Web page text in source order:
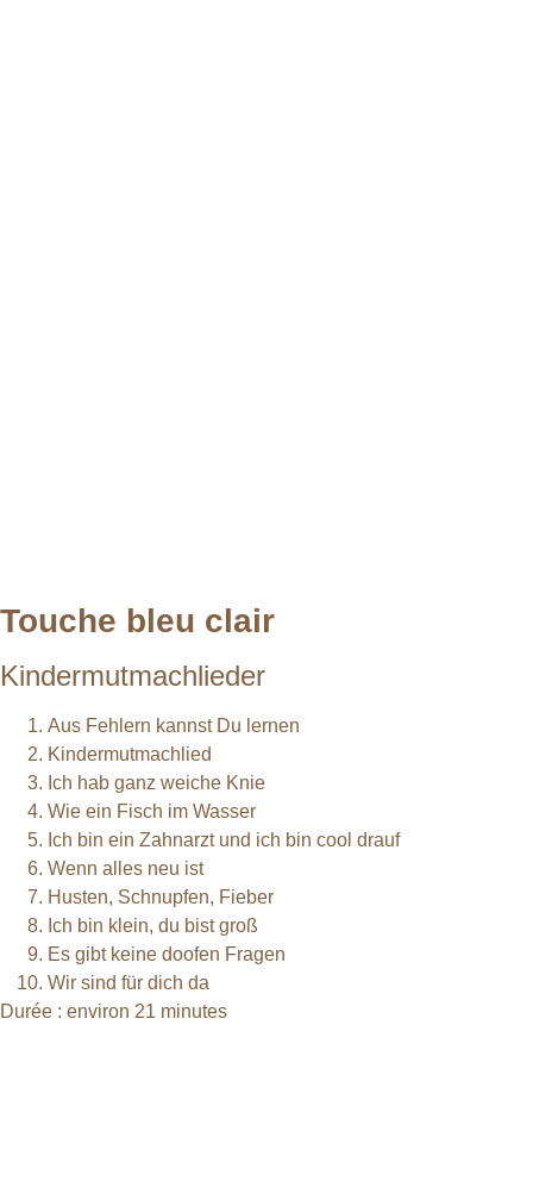
Touche bleu clair
Kindermutmachlieder
Aus Fehlern kannst Du lernen
Kindermutmachlied
Ich hab ganz weiche Knie
Wie ein Fisch im Wasser
Ich bin ein Zahnarzt und ich bin cool drauf
Wenn alles neu ist
Husten, Schnupfen, Fieber
Ich bin klein, du bist groß
Es gibt keine doofen Fragen
Wir sind für dich da
Durée : environ 21 minutes